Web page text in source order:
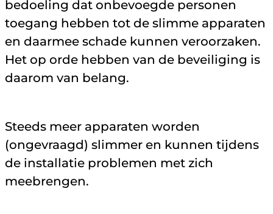
bedoeling dat onbevoegde personen
toegang hebben tot de slimme apparaten
en daarmee schade kunnen veroorzaken.
Het op orde hebben van de beveiliging is
daarom van belang.
Steeds meer apparaten worden
(ongevraagd) slimmer en kunnen tijdens
de installatie problemen met zich
meebrengen.